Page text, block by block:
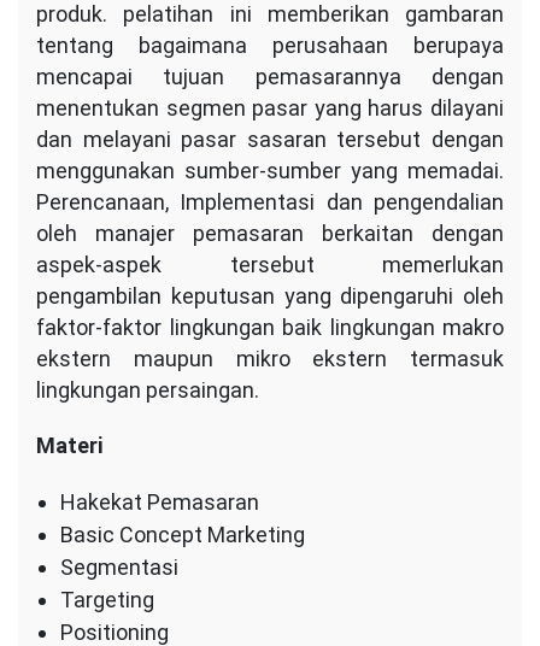
produk. pelatihan ini memberikan gambaran
tentang bagaimana perusahaan berupaya
mencapai tujuan pemasarannya dengan
menentukan segmen pasar yang harus dilayani
dan melayani pasar sasaran tersebut dengan
menggunakan sumber-sumber yang memadai.
Perencanaan, Implementasi dan pengendalian
oleh manajer pemasaran berkaitan dengan
aspek-aspek tersebut memerlukan
pengambilan keputusan yang dipengaruhi oleh
faktor-faktor lingkungan baik lingkungan makro
ekstern maupun mikro ekstern termasuk
lingkungan persaingan.
Materi
Hakekat Pemasaran
Basic Concept Marketing
Segmentasi
Targeting
Positioning